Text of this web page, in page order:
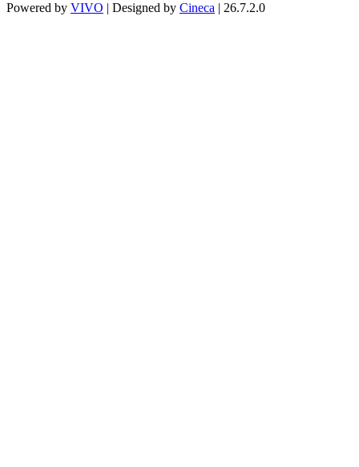
Powered by VIVO | Designed by Cineca | 26.7.2.0